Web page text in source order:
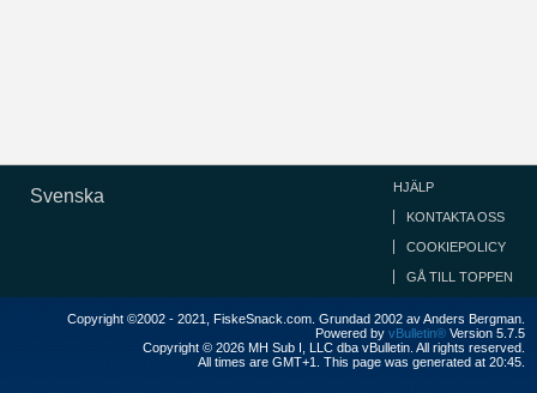
Svenska HJÄLP
KONTAKTA OSS
COOKIEPOLICY
GÅ TILL TOPPEN
Copyright ©2002 - 2021, FiskeSnack.com. Grundad 2002 av Anders Bergman.
Powered by vBulletin® Version 5.7.5
Copyright © 2026 MH Sub I, LLC dba vBulletin. All rights reserved.
All times are GMT+1. This page was generated at 20:45.